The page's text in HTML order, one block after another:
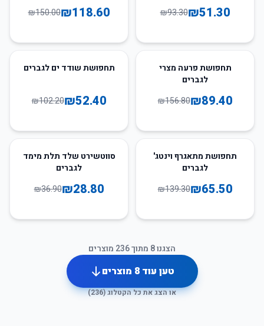
₪51.30
₪93.30
₪118.60
₪150.00
תחפושת פרעה מצרי
לגברים
₪89.40
₪156.80
49%תחפושת שודד ים לגברים
₪52.40
₪102.20
53
תחפושת מתאגרף וינטג'
לגברים
₪65.50
₪139.30
22%סווטשירט שלד תלת מימד
לגברים
₪28.80
₪36.90
הצגנו8 מתוך236 מוצרים
טען עוד8 מוצרים
או הצג את כל הקטלוג (236
)